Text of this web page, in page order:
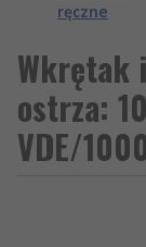
ręczne
Wkrętak
ostrza:
VDE/